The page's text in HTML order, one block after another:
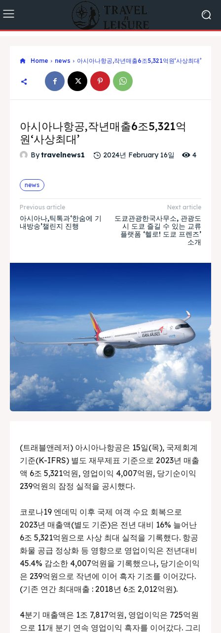
Home news 아시아나항공,작년매출6조5,321억원‘사상최대’
아시아나항공,작년매출6조5,321억
원‘사상최대’
Bytravelnews1 2024년 February 16일 4
news
Previous article
아시아나,틱톡과‘한숨에 기
내방송’챌린지 진행
Next article
도쿄관광한국사무소, 관광도
시 도쿄 즐길 수 있는 교류
플랫폼 ‘헬로! 도쿄 프렌즈’
소개
(트래블앤레저) 아시아나항공은 15일(목), 국제회계
기준(K-IFRS) 별도 재무제표 기준으로 2023년 매출
액 6조 5,321억원, 영업이익 4,007억원, 당기순이익
239억원의 잠정 실적을 공시했다.
코로나19 엔데믹 이후 국제 여객 수요 회복으로
2023년 매출액(별도 기준)은 전년 대비 16% 늘어난
6조 5,321억원으로 사상 최대 실적을 기록했다. 항공
화물 공급 정상화 등 영향으로 영업이익은 전년대비
45.4% 감소한 4,007억원을 기록했으나, 당기순이익
은 239억원으로 작년에 이어 흑자 기조를 이어갔다.
(기존 연간 최대매출 : 2018년 6조 2,012억원).
4분기 매출액은 1조 7,817억원, 영업이익은 725억원
으로 11개 분기 연속 영업이익 흑자를 이어갔다. 그리